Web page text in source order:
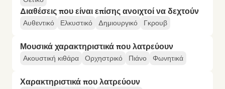
Διαθέσεις που είναι επίσης ανοιχτοί να δεχτούν
Αυθεντικό Ελκυστικό Δημιουργικό Γκρουβ
Μουσικά χαρακτηριστικά που λατρεύουν
Ακουστική κιθάρα Ορχηστρικό Πιάνο Φωνητικά
Χαρακτηριστικά που λατρεύουν